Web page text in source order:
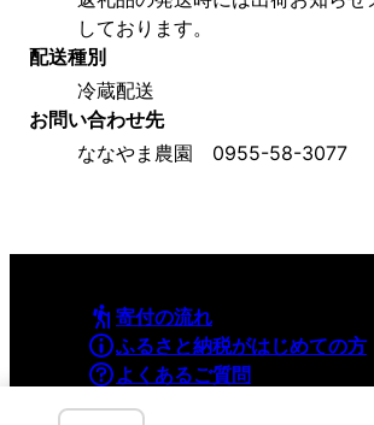
しております。
配送種別
冷蔵配送
お問い合わせ先
ななやま農園　0955-58-3077
寄付の流れ
ふるさと納税がはじめての方
よくあるご質問
利用規約